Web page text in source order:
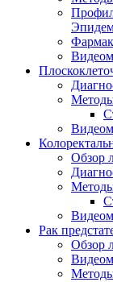
Обзор
Рак
Обзор